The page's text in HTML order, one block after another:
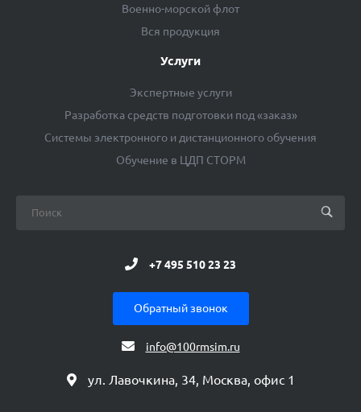
Военно-морской флот
Вся продукция
Услуги
Экспертные услуги
Разработка средств подготовки под «заказ»
Системы электронного и дистанционного обучения
Обучение в ЦДП СТОРМ
+7 495 510 23 23
Обратный звонок
info@100rmsim.ru
ул. Лавочкина, 34, Москва, офис 1